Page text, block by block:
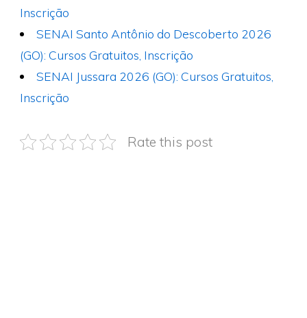
Inscrição
SENAI Santo Antônio do Descoberto 2026
(GO): Cursos Gratuitos, Inscrição
SENAI Jussara 2026 (GO): Cursos Gratuitos,
Inscrição
Rate this post